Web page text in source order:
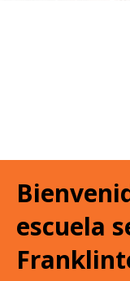
escuela